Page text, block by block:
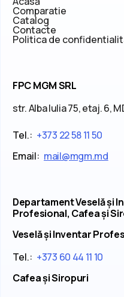
Comparatie
Catalog
Contacte
Politica de
FPC MGM SRL
str. Alba Iulia 75, etaj. 6,
Tel.: +373 22 58 11 50
Email: mail@mgm.md
Departament Veselă și
Profesional, Cafea și
Veselă și Inventar
Tel.: +373 60 44 11 10
Cafea și Siropuri